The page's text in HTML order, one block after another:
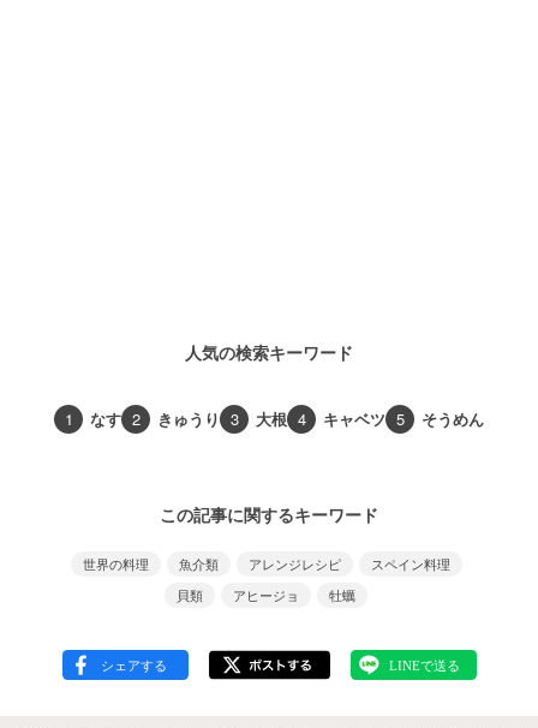
人気の検索キーワード
1 なす 2 きゅうり 3 大根 4 キャベツ 5 そうめん
この記事に関するキーワード
世界の料理 魚介類 アレンジレシピ
スペイン料理
貝類
アヒージョ 牡蠣